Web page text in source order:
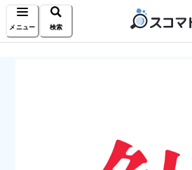
メニュー 検索